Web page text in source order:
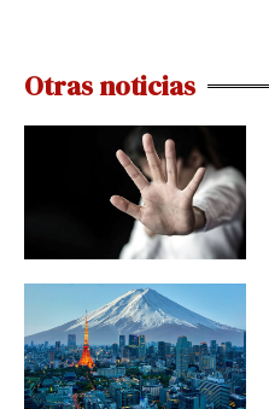
Otras noticias